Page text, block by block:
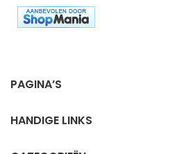
PAGINA’S
HANDIGE LINKS